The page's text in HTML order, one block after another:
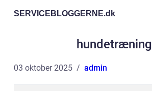
SERVICEBLOGGERNE.dk
hundetræning
03 oktober 2025 admin